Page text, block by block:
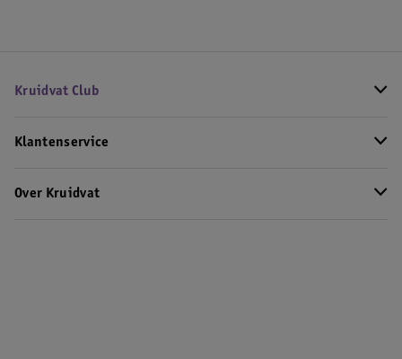
Kruidvat Club
Klantenservice
Over Kruidvat